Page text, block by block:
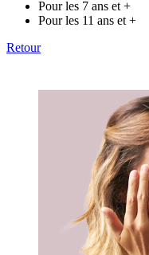
Pour les 7 ans et +
Pour les 11 ans et +
Retour